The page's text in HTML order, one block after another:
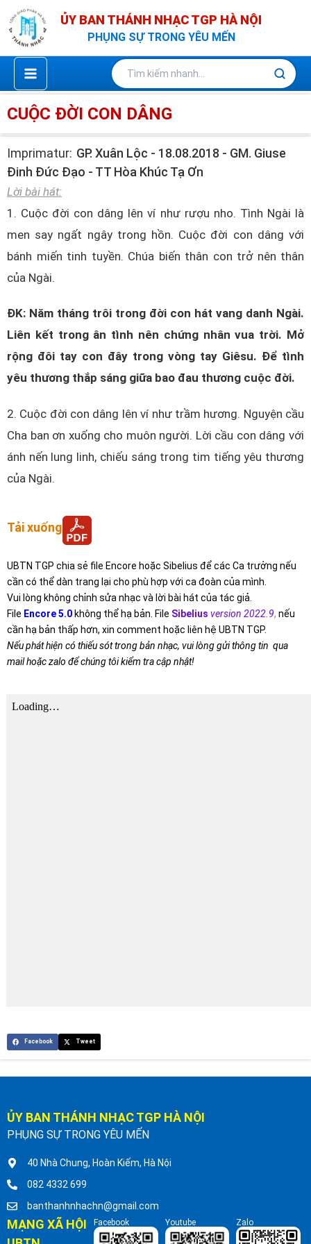
Nhảy
tới
nội
dung
ỦY BAN THÁNH NHẠC TGP HÀ NỘI
PHỤNG SỰ TRONG YÊU MẾN
CUỘC ĐỜI CON DÂNG
Imprimatur: GP. Xuân Lộc - 18.08.2018 - GM. Giuse
Đinh Đức Đạo - TT Hòa Khúc Tạ Ơn
Lời bài hát:
1. Cuộc đời con dâng lên ví như rượu nho. Tình Ngài là
men say ngất ngây trong hồn. Cuộc đời con dâng với
bánh miến tinh tuyền. Chúa biến thân con trở nên thân
của Ngài.
ĐK: Năm tháng trôi trong đời con hát vang danh Ngài.
Liên kết trong ân tình nên chứng nhân vua trời. Mở
rộng đôi tay con đây trong vòng tay Giêsu. Để tình
yêu thương thắp sáng giữa bao đau thương cuộc đời.
2. Cuộc đời con dâng lên ví như trầm hương. Nguyện cầu
Cha ban ơn xuống cho muôn người. Lời cầu con dâng với
ánh nến lung linh, chiếu sáng trong tim tiếng yêu thương
của Ngài.
Tải xuống
UBTN TGP chia sẻ file Encore hoặc Sibelius để các Ca trưởng nếu
cần có thể dàn trang lại cho phù hợp với ca đoàn của mình.
Vui lòng không chỉnh sửa nhạc và lời bài hát của tác giả.
File Encore 5.0 không thể hạ bản. File Sibelius version 2022.9, nếu
cần hạ bản thấp hơn, xin comment hoặc liên hệ UBTN TGP.
Nếu phát hiện có thiếu sót trong bản nhạc, vui lòng gửi thông tin qua
mail hoặc zalo để chúng tôi kiểm tra cập nhật!
Facebook Tweet
ỦY BAN THÁNH NHẠC TGP HÀ NỘI
PHỤNG SỰ TRONG YÊU MẾN
40 Nhà Chung, Hoàn Kiếm, Hà Nội
082 4332 699
banthanhnhachn@gmail.com
MẠNG XÃ HỘI
Facebook Youtube Zalo